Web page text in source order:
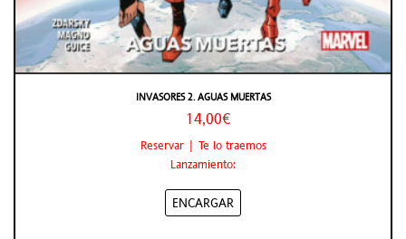
INVASORES 2. AGUAS MUERTAS
14,00€
Reservar | Te lo traemos
Lanzamiento:
ENCARGAR